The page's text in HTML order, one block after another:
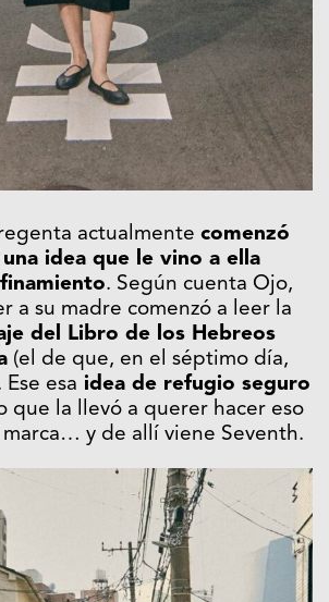
actualmente comenzó
idea que le vino a ella
. Según cuenta Ojo,
a su madre comenzó a leer la
del Libro de los Hebreos
(el de que, en el séptimo día,
Ese esa idea de refugio seguro
que la llevó a querer hacer eso
marca… y de allí viene Seventh.